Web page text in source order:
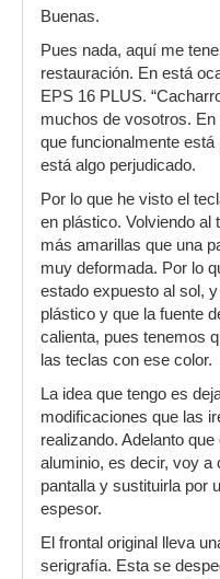
Buenas.
Pues nada, aquí me
restauración. En está
EPS 16 PLUS.
muchos de vosotros.
que funcionalmente
está algo perjudicado.
Por lo que he visto el
en plástico. Volviendo al
más amarillas que una
muy deformada. Por lo
estado expuesto al sol,
plástico y que la fuente
calienta, pues tenemos
las teclas con ese color.
La idea que tengo es
modificaciones que las
realizando. Adelanto
aluminio, es decir, voy a
pantalla y sustituirla por
espesor.
El frontal original lleva
serigrafía. Esta se